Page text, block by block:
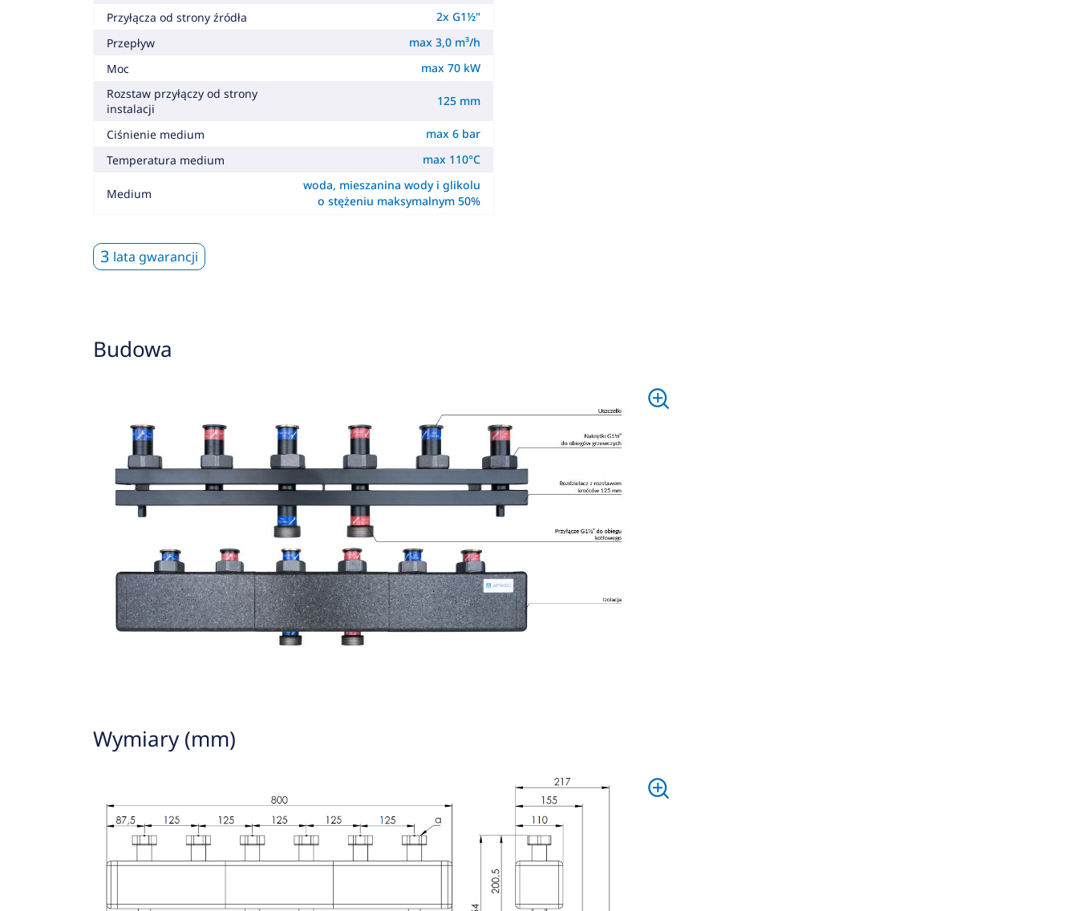
Przyłącza od strony źródła
2x G1½"
Przepływ
max 3,0 m³/h
Moc
max 70 kW
Rozstaw przyłączy od strony
instalacji
125 mm
Ciśnienie medium
max 6 bar
Temperatura medium
max 110°C
Medium
woda, mieszanina wody i glikolu
o stężeniu maksymalnym 50%
3 lata gwarancji
Budowa
Wymiary (mm)